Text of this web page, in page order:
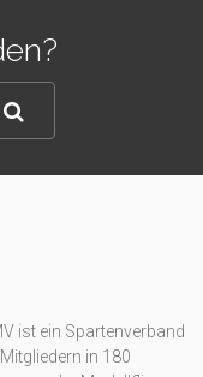
ist ein Spartenverband
in 180